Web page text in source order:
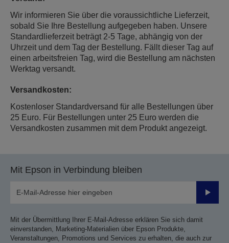
Wir informieren Sie über die voraussichtliche Lieferzeit,
sobald Sie Ihre Bestellung aufgegeben haben. Unsere
Standardlieferzeit beträgt 2-5 Tage, abhängig von der
Uhrzeit und dem Tag der Bestellung. Fällt dieser Tag auf
einen arbeitsfreien Tag, wird die Bestellung am nächsten
Werktag versandt.
Versandkosten:
Kostenloser Standardversand für alle Bestellungen über
25 Euro. Für Bestellungen unter 25 Euro werden die
Versandkosten zusammen mit dem Produkt angezeigt.
Mit Epson in Verbindung bleiben
Mit der Übermittlung Ihrer E-Mail-Adresse erklären Sie sich damit
einverstanden, Marketing-Materialien über Epson Produkte,
Veranstaltungen, Promotions und Services zu erhalten, die auch zur